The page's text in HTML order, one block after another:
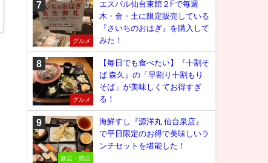
グルメ
エスパル仙台東館２Fで毎週
木・金・土に限定販売している
『さいちのおはぎ』を購入して
みた！
グルメ
【毎日でも食べたい】『十割そ
ば 森久』の「早割り十割もり
そば」が美味しくてお得すぎ
る！
新店・閉店
海鮮すし『源洋丸 仙台泉店』
で平日限定のお得で美味しいラ
ンチセットを堪能した！